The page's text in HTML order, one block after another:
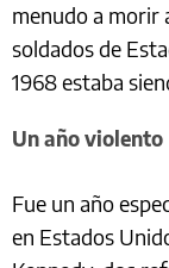
menudo a morir
soldados de
1968 estaba
Un año violento
Fue un año
en Estados